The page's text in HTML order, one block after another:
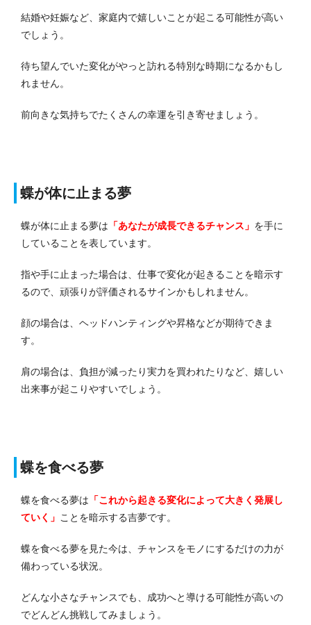
結婚や妊娠など、家庭内で嬉しいことが起こる可能性が高い
でしょう。
待ち望んでいた変化がやっと訪れる特別な時期になるかもし
れません。
前向きな気持ちでたくさんの幸運を引き寄せましょう。
蝶が体に止まる夢
蝶が体に止まる夢は 「あなたが成長できるチャンス」 を手に
していることを表しています。
指や手に止まった場合は、仕事で変化が起きることを暗示す
るので、頑張りが評価されるサインかもしれません。
顔の場合は、ヘッドハンティングや昇格などが期待できま
す。
肩の場合は、負担が減ったり実力を買われたりなど、嬉しい
出来事が起こりやすいでしょう。
蝶を食べる夢
蝶を食べる夢は 「これから起きる変化によって大きく発展し
ていく」 ことを暗示する吉夢です。
蝶を食べる夢を見た今は、チャンスをモノにするだけの力が
備わっている状況。
どんな小さなチャンスでも、成功へと導ける可能性が高いの
でどんどん挑戦してみましょう。